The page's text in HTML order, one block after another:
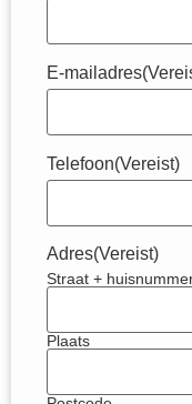
E-mailadres
Telefoon(Vereist)
Adres(Vereist)
Straat +
Plaats